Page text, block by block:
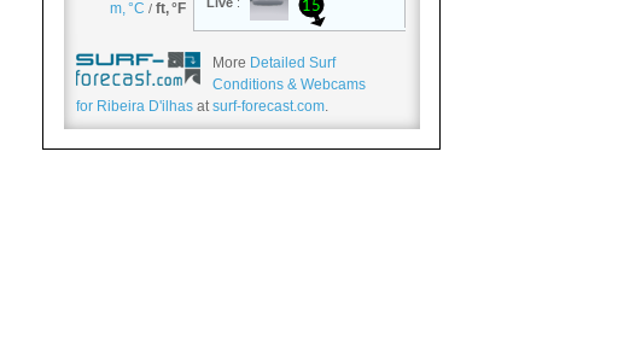
More Detailed Surf
Conditions & Webcams
for Ribeira D'ilhas at surf-forecast.com.